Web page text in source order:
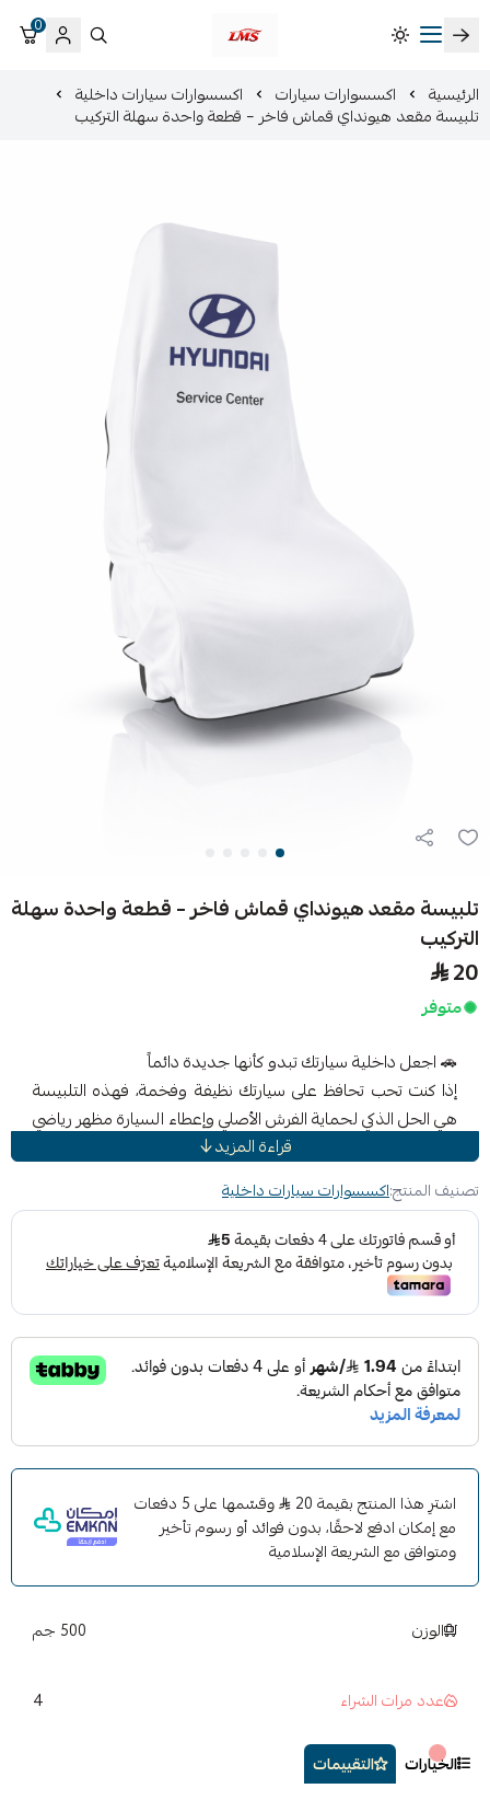
متجر لمسات الشرقية لزينة سيارات LMS
0
الرئيسية اكسسوارات سيارات اكسسوارات سيارات داخلية
تلبيسة مقعد هيونداي قماش فاخر – قطعة واحدة سهلة التركيب
تلبيسة مقعد هيونداي قماش فاخر – قطعة واحدة سهلة
التركيب
20
متوفر
🚗 اجعل داخلية سيارتك تبدو كأنها جديدة دائماً
إذا كنت تحب تحافظ على سيارتك نظيفة وفخمة، فهذه التلبيسة
هي الحل الذكي لحماية الفرش الأصلي وإعطاء السيارة مظهر رياضي
الحماية + الأناقة + الراحة بدون تكلفة عالية أو تركيب معقد.
✨لماذا تحتاج تلبيسة المقاعد؟
تحمي الفرش الأصلي من البقع والانسكابات
تقلل حرارة المقاعد في الصيف
تمنع تشققات الجلد وتلف القماش
تحافظ على قيمة السيارة عند إعادة البيع
تعطي شكل داخلي فاخر مثل سيارات الوكالة
⭐ المميزات الرئيسية
✔ مقاومة للماء والبقع وسهلة التنظيف
✔ تصميم أنيق بشعار هيونداي
✔ مناسبة لمعظم موديلات هيونداي
✔ تركيب سريع خلال دقائق بدون أدوات
قراءة المزيد
تصنيف المنتج:اكسسوارات سيارات داخلية
اشترِ هذا المنتج بقيمة 20
وقسّمها على 5 دفعات
مع إمكان ادفع لاحقًا، بدون فوائد أو رسوم تأخير
ومتوافق مع الشريعة الإسلامية
الوزن 500 جم
عدد مرات الشراء 4
الخيارات
التقييمات